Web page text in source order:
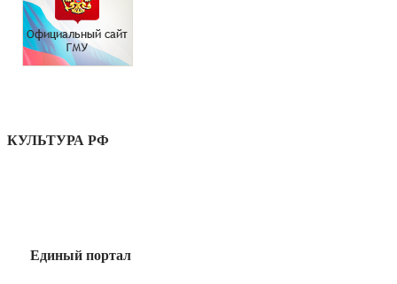
КУЛЬТУРА РФ
Единый портал